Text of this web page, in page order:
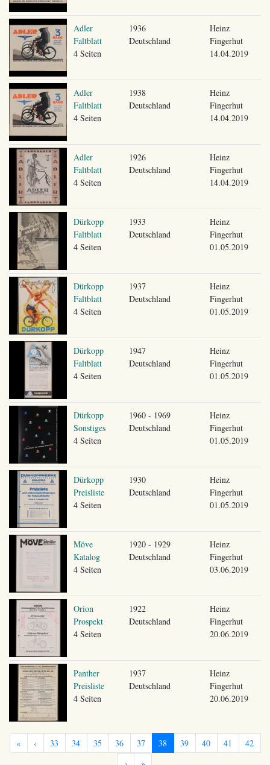
Adler
Faltblatt
4 Seiten
1936
Deutschland
Heinz
Fingerhut
14.04.2019
Adler
Faltblatt
4 Seiten
1938
Deutschland
Heinz
Fingerhut
14.04.2019
Adler
Faltblatt
4 Seiten
1926
Deutschland
Heinz
Fingerhut
14.04.2019
Dürkopp
Faltblatt
4 Seiten
1933
Deutschland
Heinz
Fingerhut
01.05.2019
Dürkopp
Faltblatt
4 Seiten
1937
Deutschland
Heinz
Fingerhut
01.05.2019
Dürkopp
Faltblatt
4 Seiten
1947
Deutschland
Heinz
Fingerhut
01.05.2019
Dürkopp
Sonstiges
4 Seiten
1960 - 1969
Deutschland
Heinz
Fingerhut
01.05.2019
Dürkopp
Preisliste
4 Seiten
1930
Deutschland
Heinz
Fingerhut
01.05.2019
Möve
Katalog
4 Seiten
1920 - 1929
Deutschland
Heinz
Fingerhut
03.06.2019
Orion
Prospekt
4 Seiten
1922
Deutschland
Heinz
Fingerhut
20.06.2019
Panther
Preisliste
4 Seiten
1937
Deutschland
Heinz
Fingerhut
20.06.2019
« ‹ 33 34 35 36 37 38 39 40 41
42
›
»